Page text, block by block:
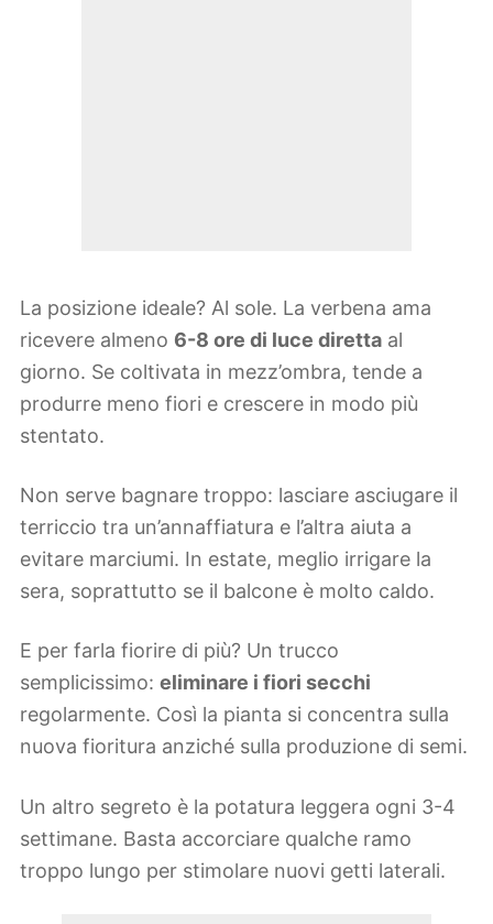
La posizione ideale? Al sole. La verbena ama
ricevere almeno 6-8 ore di luce diretta al
giorno. Se coltivata in mezz’ombra, tende a
produrre meno fiori e crescere in modo più
stentato.
Non serve bagnare troppo: lasciare asciugare il
terriccio tra un’annaffiatura e l’altra aiuta a
evitare marciumi. In estate, meglio irrigare la
sera, soprattutto se il balcone è molto caldo.
E per farla fiorire di più? Un trucco
semplicissimo: eliminare i fiori secchi
regolarmente. Così la pianta si concentra sulla
nuova fioritura anziché sulla produzione di semi.
Un altro segreto è la potatura leggera ogni 3-4
settimane. Basta accorciare qualche ramo
troppo lungo per stimolare nuovi getti laterali.